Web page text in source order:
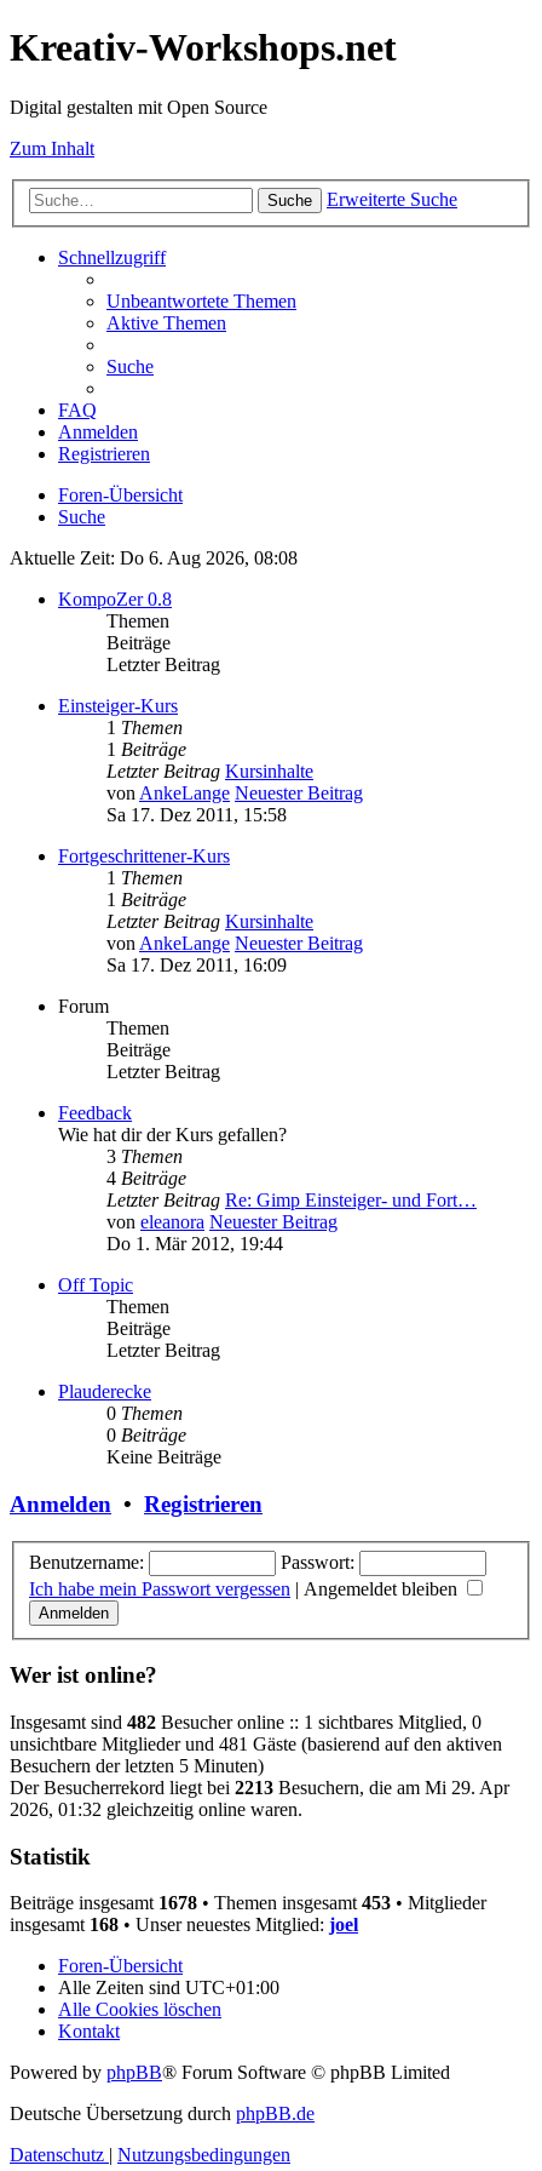
Kreativ-Workshops.net
Digital gestalten mit Open Source
Zum Inhalt
Suche Erweiterte Suche
Schnellzugriff
Unbeantwortete Themen
Aktive Themen
Suche
FAQ
Anmelden
Registrieren
Foren-Übersicht
Suche
Aktuelle Zeit: Do 6. Aug 2026, 08:08
KompoZer 0.8
Themen
Beiträge
Letzter Beitrag
Einsteiger-Kurs
1 Themen
1 Beiträge
Letzter Beitrag Kursinhalte
vonAnkeLange Neuester Beitrag
Sa 17. Dez 2011, 15:58
Fortgeschrittener-Kurs
1 Themen
1 Beiträge
Letzter Beitrag Kursinhalte
vonAnkeLange Neuester Beitrag
Sa 17. Dez 2011, 16:09
Forum
Themen
Beiträge
Letzter Beitrag
Feedback
Wie hat dir der Kurs gefallen?
3 Themen
4 Beiträge
Letzter Beitrag Re: Gimp Einsteiger- und Fort…
von eleanora Neuester Beitrag
Do 1. Mär 2012, 19:44
Off Topic
Themen
Beiträge
Letzter Beitrag
Plauderecke
0 Themen
0 Beiträge
Keine Beiträge
Anmelden • Registrieren
Benutzername:
Passwort:
Ich habe mein Passwort vergessen | Angemeldet bleiben
Wer ist online?
Insgesamt sind 482 Besucher online :: 1 sichtbares Mitglied, 0
unsichtbare Mitglieder und 481 Gäste (basierend auf den aktiven
Besuchern der letzten 5 Minuten)
Der Besucherrekord liegt bei 2213 Besuchern, die am Mi 29. Apr
2026, 01:32 gleichzeitig online waren.
Statistik
Beiträge insgesamt 1678 • Themen insgesamt 453 • Mitglieder
insgesamt 168 • Unser neuestes Mitglied: joel
Foren-Übersicht
Alle Zeiten sind UTC+01:00
Alle Cookies löschen
Kontakt
Powered by phpBB® Forum Software © phpBB Limited
Deutsche Übersetzung durch phpBB.de
Datenschutz | Nutzungsbedingungen